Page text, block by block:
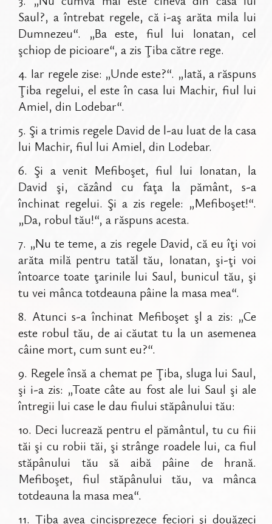
Saul?, a întrebat regele, că i-aş arăta mila lui
Dumnezeu“. „Ba este, fiul lui Ionatan, cel
şchiop de picioare“, a zis Ţiba către rege.
4. Iar regele zise: „Unde este?“. „Iată, a răspuns
Ţiba regelui, el este în casa lui Machir, fiul lui
Amiel, din Lodebar“.
5. Şi a trimis regele David de l-au luat de la casa
lui Machir, fiul lui Amiel, din Lodebar.
6. Şi a venit Mefiboşet, fiul lui Ionatan, la
David şi, căzând cu faţa la pământ, s-a
închinat regelui. Şi a zis regele: „Mefiboşet!“.
„Da, robul tău!“, a răspuns acesta.
7. „Nu te teme, a zis regele David, că eu îţi voi
arăta milă pentru tatăl tău, Ionatan, şi-ţi voi
întoarce toate ţarinile lui Saul, bunicul tău, şi
tu vei mânca totdeauna pâine la masa mea“.
8. Atunci s-a închinat Mefiboşet şl a zis: „Ce
este robul tău, de ai căutat tu la un asemenea
câine mort, cum sunt eu?“.
9. Regele însă a chemat pe Ţiba, sluga lui Saul,
şi i-a zis: „Toate câte au fost ale lui Saul şi ale
întregii lui case le dau fiului stăpânului tău:
10. Deci lucrează pentru el pământul, tu cu fiii
tăi şi cu robii tăi, şi strânge roadele lui, ca fiul
stăpânului tău să aibă pâine de hrană.
Mefiboşet, fiul stăpânului tău, va mânca
totdeauna la masa mea“.
11. Ţiba avea cincisprezece feciori şi douăzeci